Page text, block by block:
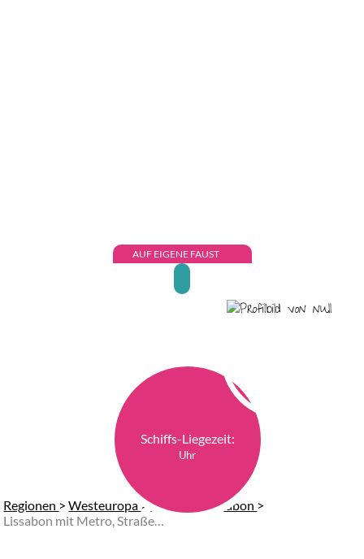
AUF EIGENE FAUST
Schiffs-Liegezeit:
Uhr
Regionen >Westeuropa >Touren in Lissabon >
Lissabon mit Metro, Straßenbahn und zu Fuß erkunden (Start am Hafen)